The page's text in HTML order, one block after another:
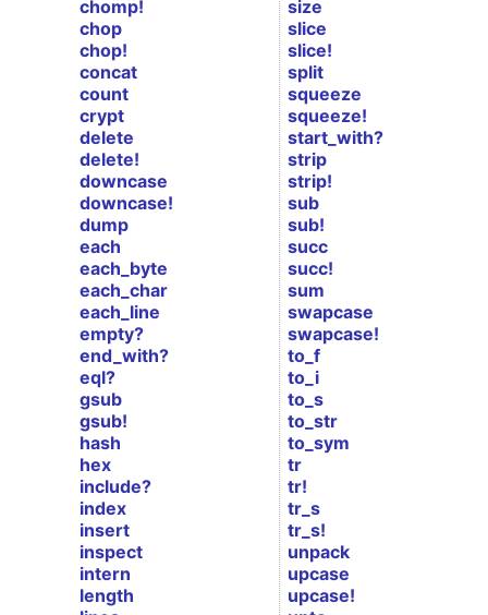
chomp!
chop
chop!
concat
count
crypt
delete
delete!
downcase
downcase!
dump
each
each_byte
each_char
each_line
empty?
end_with?
eql?
gsub
gsub!
hash
hex
include?
index
insert
inspect
intern
length
size
slice
slice!
split
squeeze
squeeze!
start_with?
strip
strip!
sub
sub!
succ
succ!
sum
swapcase
swapcase!
to_f
to_i
to_s
to_str
to_sym
tr
tr!
tr_s
tr_s!
unpack
upcase
upcase!